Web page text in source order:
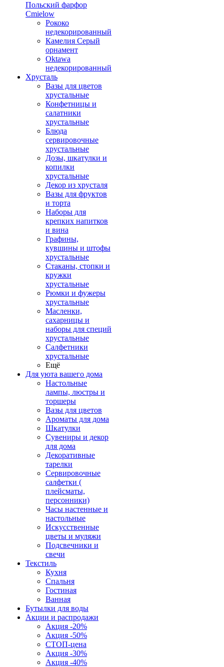
Польский фарфор
Сmielow
Рококо
недекорированный
Камелия Серый
орнамент
Oktawa
недекорированный
Хрусталь
Вазы для цветов
хрустальные
Конфетницы и
салатники
хрустальные
Блюда
сервировочные
хрустальные
Дозы, шкатулки и
копилки
хрустальные
Декор из хрусталя
Вазы для фруктов
и торта
Наборы для
крепких напитков
и вина
Графины,
кувшины и штофы
хрустальные
Стаканы, стопки и
кружки
хрустальные
Рюмки и фужеры
хрустальные
Масленки,
сахарницы и
наборы для специй
хрустальные
Салфетники
хрустальные
Ещё
Для уюта вашего дома
Настольные
лампы, люстры и
торшеры
Вазы для цветов
Ароматы для дома
Шкатулки
Сувениры и декор
для дома
Декоративные
тарелки
Сервировочные
салфетки (
плейсматы,
персонники)
Часы настенные и
настольные
Искусственные
цветы и муляжи
Подсвечники и
свечи
Текстиль
Кухня
Спальня
Гостиная
Ванная
Бутылки для воды
Акции и распродажи
Акция -20%
Акция -50%
СТОП-цена
Акция -30%
Акция -40%